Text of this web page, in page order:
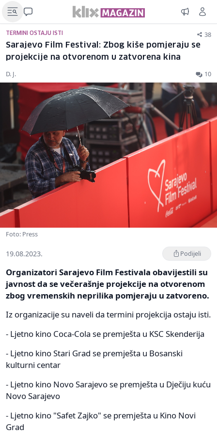
TERMINI OSTAJU ISTI 38
Sarajevo Film Festival: Zbog kiše pomjeraju se
projekcije na otvorenom u zatvorena kina
D. J. 10
Foto: Press
19.08.2023. Podijeli
Organizatori Sarajevo Film Festivala obavijestili su
javnost da se večerašnje projekcije na otvorenom
zbog vremenskih neprilika pomjeraju u zatvoreno.
Iz organizacije su naveli da termini projekcija ostaju isti.
- Ljetno kino Coca-Cola se premješta u KSC Skenderija
- Ljetno kino Stari Grad se premješta u Bosanski
kulturni centar
- Ljetno kino Novo Sarajevo se premješta u Dječiju kuću
Novo Sarajevo
- Ljetno kino "Safet Zajko" se premješta u Kino Novi
Grad